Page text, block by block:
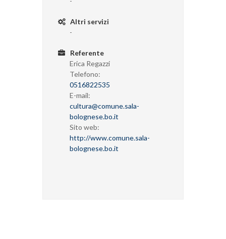
Altri servizi
-
Referente
Erica Regazzi
Telefono:
0516822535
E-mail:
cultura@comune.sala-
bolognese.bo.it
Sito web:
http://www.comune.sala-
bolognese.bo.it